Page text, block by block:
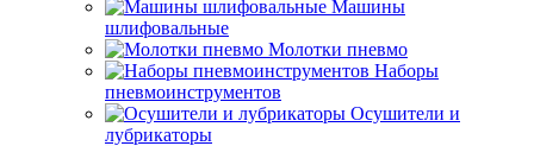
Машины
шлифовальные
Молотки пневмо
Наборы
пневмоинструментов
Осушители и
лубрикаторы